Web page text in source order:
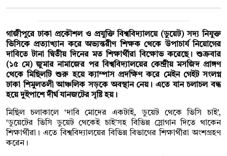
গাজীপুরে ঢাকা প্রকৌশল ও প্রযুক্তি বিশ্ববিদ্যালয়ে (ডুয়েট) সদ্য নিযুক্ত
ভিসিকে প্রত্যাখ্যান করে অভ্যন্তরীণ শিক্ষক থেকে উপাচার্য নিয়োগের
দাবিতে টানা দ্বিতীয় দিনের মত শিক্ষার্থীরা বিক্ষোভ করেছে। শুক্রবার
(১৫ মে) জুমার নামাজের পর বিশ্ববিদ্যালয়ের কেন্দ্রীয় মসজিদ প্রাঙ্গণ
থেকে মিছিলটি শুরু হয়ে ক্যাম্পাস প্রদক্ষিণ করে মেইন গেইট সংলগ্ন
ঢাকা শিমুলতলী আঞ্চলিক সড়কে অবস্থান নেয়। এতে যান চলাচল বন্ধ
হয়ে দুইপাশে দীর্ঘ যানজটের সৃষ্টি হয়।
মিছিল চলাকালে ‘দাবি মোদের একটাই, ডুয়েট থেকে ভিসি চাই’,
‘ডুয়েটের ভিসি ডুয়েট থেকেই চাই’সহ বিভিন্ন স্লোগান দিতে থাকেন
শিক্ষার্থীরা। এতে বিশ্ববিদ্যালয়ের বিভিন্ন বিভাগের শিক্ষার্থীরা অংশগ্রহণ
করেন।